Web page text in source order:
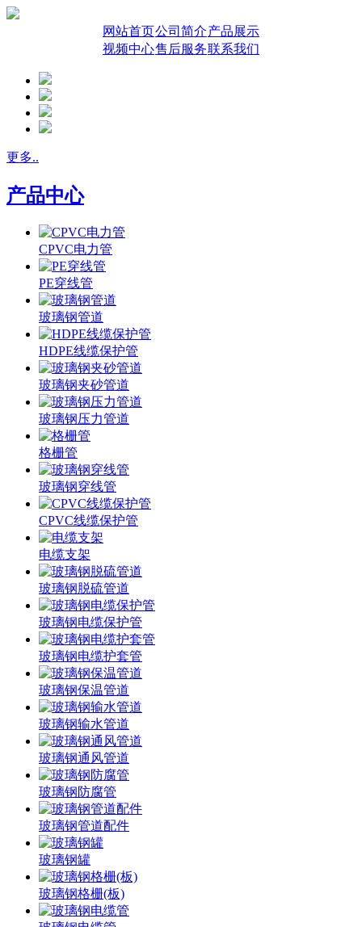
网站首页公司简介产品展示
视频中心售后服务联系我们
更多..
产品中心
CPVC电力管
PE穿线管
玻璃钢管道
HDPE线缆保护管
玻璃钢夹砂管道
玻璃钢压力管道
格栅管
玻璃钢穿线管
CPVC线缆保护管
电缆支架
玻璃钢脱硫管道
玻璃钢电缆保护管
玻璃钢电缆护套管
玻璃钢保温管道
玻璃钢输水管道
玻璃钢通风管道
玻璃钢防腐管
玻璃钢管道配件
玻璃钢罐
玻璃钢格栅(板)